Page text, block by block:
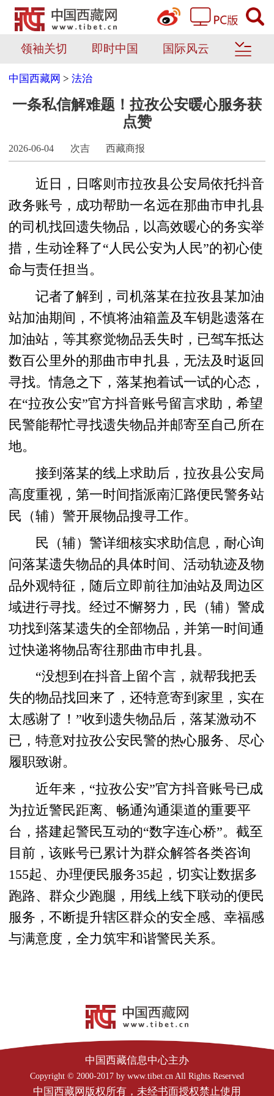
领袖关切 即时中国 国际风云
中国西藏网 >法治
一条私信解难题！拉孜公安暖心服务获
点赞
2026-06-04 次吉 西藏商报
近日，日喀则市拉孜县公安局依托抖音
政务账号，成功帮助一名远在那曲市申扎县
的司机找回遗失物品，以高效暖心的务实举
措，生动诠释了“人民公安为人民”的初心使
命与责任担当。
记者了解到，司机落某在拉孜县某加油
站加油期间，不慎将油箱盖及车钥匙遗落在
加油站，等其察觉物品丢失时，已驾车抵达
数百公里外的那曲市申扎县，无法及时返回
寻找。情急之下，落某抱着试一试的心态，
在“拉孜公安”官方抖音账号留言求助，希望
民警能帮忙寻找遗失物品并邮寄至自己所在
地。
接到落某的线上求助后，拉孜县公安局
高度重视，第一时间指派南汇路便民警务站
民（辅）警开展物品搜寻工作。
民（辅）警详细核实求助信息，耐心询
问落某遗失物品的具体时间、活动轨迹及物
品外观特征，随后立即前往加油站及周边区
域进行寻找。经过不懈努力，民（辅）警成
功找到落某遗失的全部物品，并第一时间通
过快递将物品寄往那曲市申扎县。
“没想到在抖音上留个言，就帮我把丢
失的物品找回来了，还特意寄到家里，实在
太感谢了！”收到遗失物品后，落某激动不
已，特意对拉孜公安民警的热心服务、尽心
履职致谢。
近年来，“拉孜公安”官方抖音账号已成
为拉近警民距离、畅通沟通渠道的重要平
台，搭建起警民互动的“数字连心桥”。截至
目前，该账号已累计为群众解答各类咨询
155起、办理便民服务35起，切实让数据多
跑路、群众少跑腿，用线上线下联动的便民
服务，不断提升辖区群众的安全感、幸福感
与满意度，全力筑牢和谐警民关系。
中国西藏信息中心主办
Copyright © 2000-2017 by www.tibet.cn All Rights Reserved
中国西藏网版权所有，未经书面授权禁止使用